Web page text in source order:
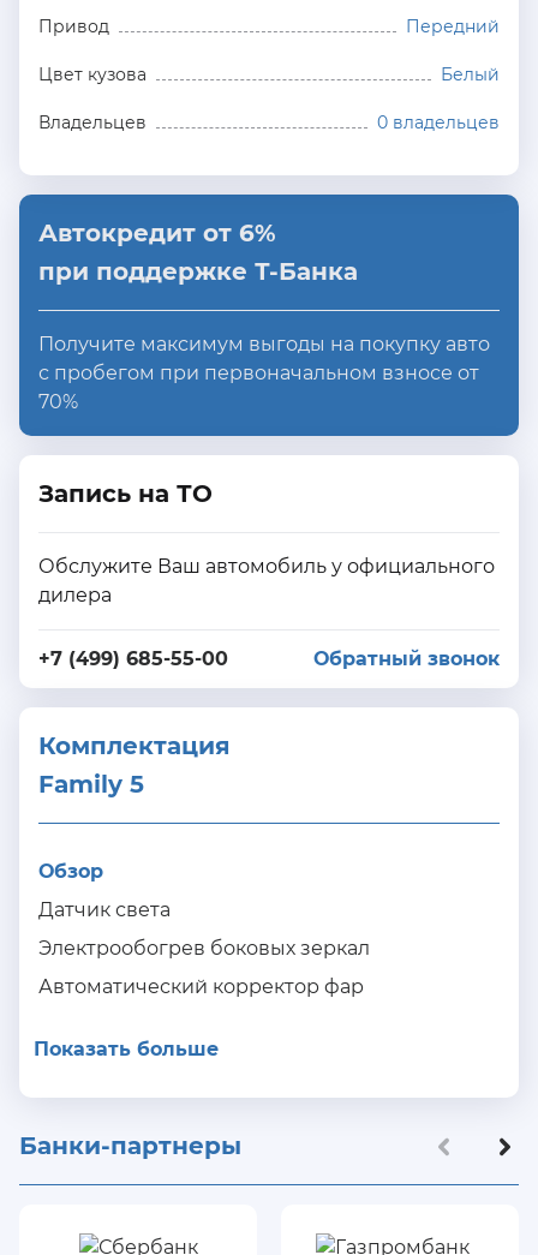
Привод Передний
Цвет кузова Белый
Владельцев 0 владельцев
Автокредит от 6%
при поддержке Т-Банка
Получите максимум выгоды на покупку авто
с пробегом при первоначальном взносе от
70%
Запись на ТО
Обслужите Ваш автомобиль у официального
дилера
+7 (499) 685-55-00 Обратный звонок
Комплектация
Family 5
Обзор
Датчик света
Электрообогрев боковых зеркал
Автоматический корректор фар
Показать больше
Банки-партнеры